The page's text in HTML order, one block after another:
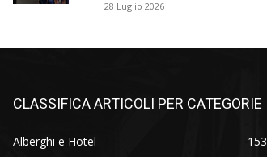
28 Luglio 2026
CLASSIFICA ARTICOLI PER CATEGORIE
Alberghi e Hotel
153